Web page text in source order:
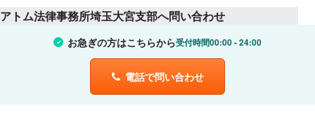
アトム法律事務所埼玉大宮支部へ問い合わせ
お急ぎの方はこちらから受付時間00:00 24:00
電話で問い合わせ